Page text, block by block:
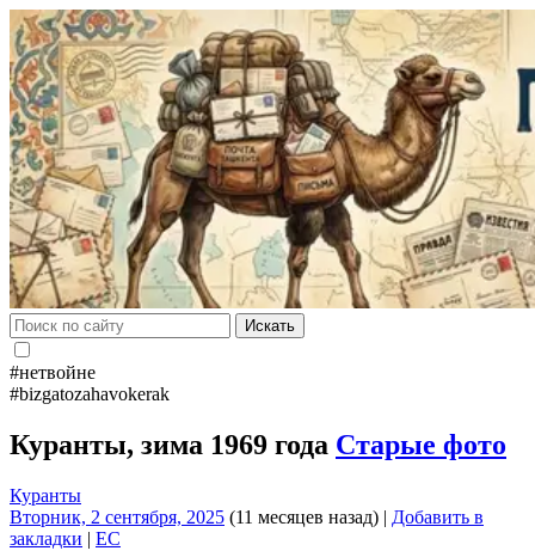
Искать
#нетвойне
#bizgatozahavokerak
Куранты, зима 1969 года Старые фото
Куранты
Вторник, 2 сентября, 2025 (11 месяцев назад) | Добавить в
закладки | EC